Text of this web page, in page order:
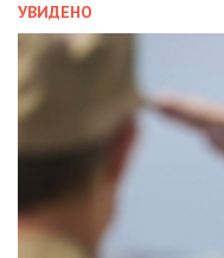
УВИДЕНО